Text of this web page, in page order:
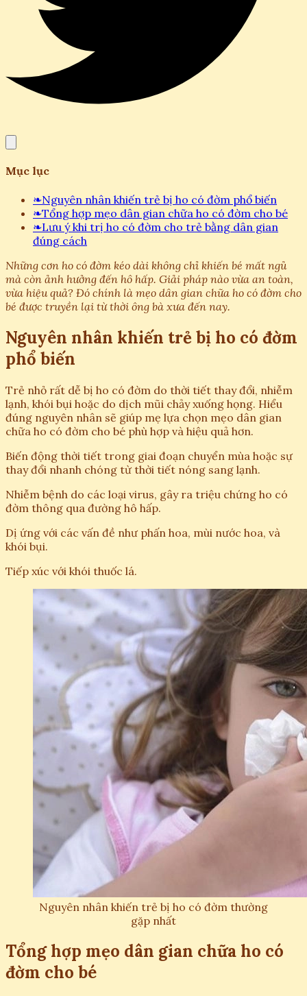
Mục lục
❧Nguyên nhân khiến trẻ bị ho có đờm phổ biến
❧Tổng hợp mẹo dân gian chữa ho có đờm cho bé
❧Lưu ý khi trị ho có đờm cho trẻ bằng dân gian
đúng cách
Những cơn ho có đờm kéo dài không chỉ khiến bé mất ngủ
mà còn ảnh hưởng đến hô hấp. Giải pháp nào vừa an toàn,
vừa hiệu quả? Đó chính là mẹo dân gian chữa ho có đờm cho
bé được truyền lại từ thời ông bà xưa đến nay.
Nguyên nhân khiến trẻ bị ho có đờm
phổ biến
Trẻ nhỏ rất dễ bị ho có đờm do thời tiết thay đổi, nhiễm
lạnh, khói bụi hoặc do dịch mũi chảy xuống họng. Hiểu
đúng nguyên nhân sẽ giúp mẹ lựa chọn mẹo dân gian
chữa ho có đờm cho bé phù hợp và hiệu quả hơn.
Biến động thời tiết trong giai đoạn chuyển mùa hoặc sự
thay đổi nhanh chóng từ thời tiết nóng sang lạnh.
Nhiễm bệnh do các loại virus, gây ra triệu chứng ho có
đờm thông qua đường hô hấp.
Dị ứng với các vấn đề như phấn hoa, mùi nước hoa, và
khói bụi.
Tiếp xúc với khói thuốc lá.
Nguyên nhân khiến trẻ bị ho có đờm thường
gặp nhất
Tổng hợp mẹo dân gian chữa ho có
đờm cho bé